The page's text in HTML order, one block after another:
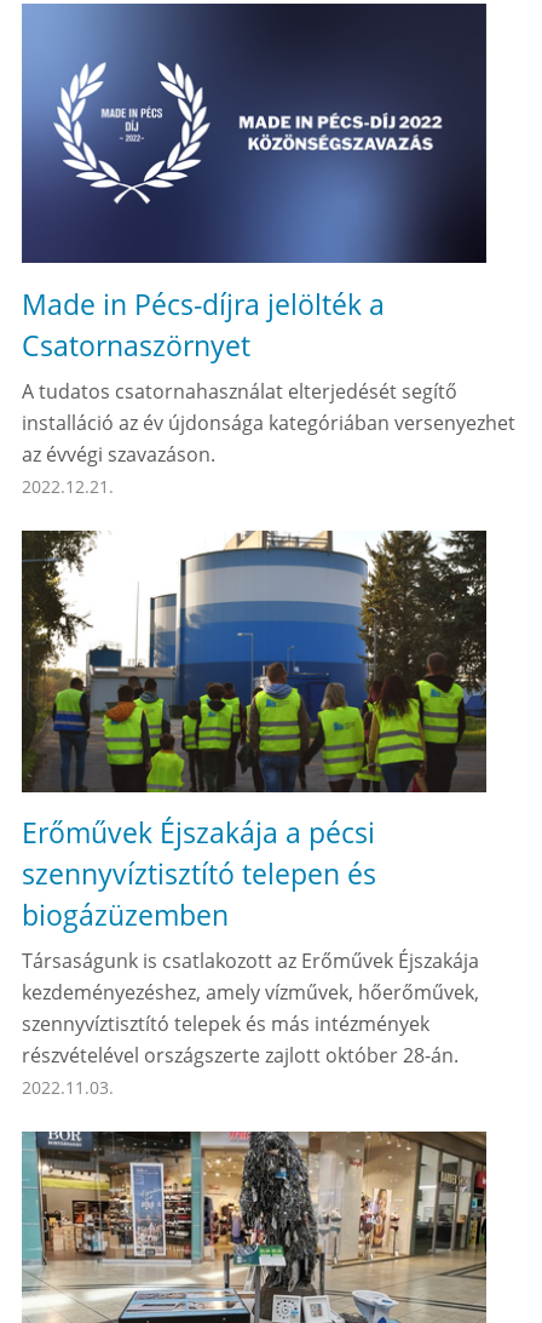
Made in Pécs-díjra jelölték a
Csatornaszörnyet
A tudatos csatornahasználat elterjedését segítő
installáció az év újdonsága kategóriában versenyezhet
az évvégi szavazáson.
2022.12.21.
Erőművek Éjszakája a pécsi
szennyvíztisztító telepen és
biogázüzemben
Társaságunk is csatlakozott az Erőművek Éjszakája
kezdeményezéshez, amely vízművek, hőerőművek,
szennyvíztisztító telepek és más intézmények
részvételével országszerte zajlott október 28-án.
2022.11.03.